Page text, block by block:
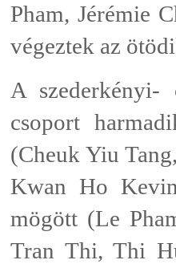
Pham, Jérémie
végeztek az
A szederkényi-
csoport
(Cheuk Yiu
Kwan Ho
mögött (Le
Tran Thi, Thi